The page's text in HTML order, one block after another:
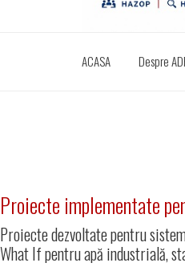
ACASA Despre
Proiecte implementate
Proiecte dezvoltate pentru
What If pentru apă industrială,